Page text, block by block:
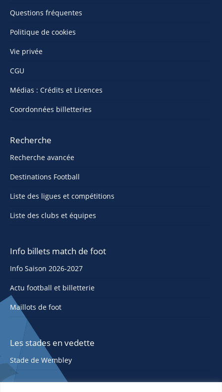
Questions fréquentes
Politique de cookies
Vie privée
CGU
Médias : Crédits et Licences
Coordonnées billetteries
Recherche
Recherche avancée
Destinations Football
Liste des ligues et compétitions
Liste des clubs et équipes
Info billets match de foot
Info Saison 2026-2027
Actu football et billetterie
Maillots de foot
Les stades en vedette
Stade de Wembley